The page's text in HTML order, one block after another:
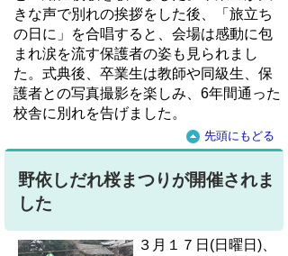
きな声で別れの挨拶をした後、「旅立ち
の日に」を合唱すると、会場は感動に包
まれ涙を流す保護者の姿も見られまし
た。式典後、卒業生は教師や同級生、保
護者との写真撮影を楽しみ、6年間通った
校舎に別れを告げました。
先頭にもどる
野依しだれ桜まつりが開催されま
した
３月１７日(日曜日)、